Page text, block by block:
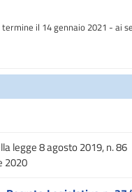
il 14 gennaio 2021 - ai
legge 8 agosto 2019, n. 86
2020